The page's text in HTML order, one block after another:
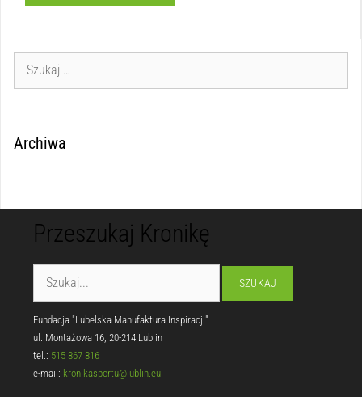
Archiwa
Przeszukaj Kronikę
Fundacja "Lubelska Manufaktura Inspiracji"
ul. Montażowa 16, 20-214 Lublin
tel.: 515 867 816
e-mail: kronikasportu@lublin.eu